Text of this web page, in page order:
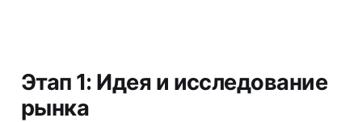
Этап 1: Идея и исследование
рынка